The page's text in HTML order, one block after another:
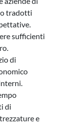
tradotti
sufficienti
di
di
e